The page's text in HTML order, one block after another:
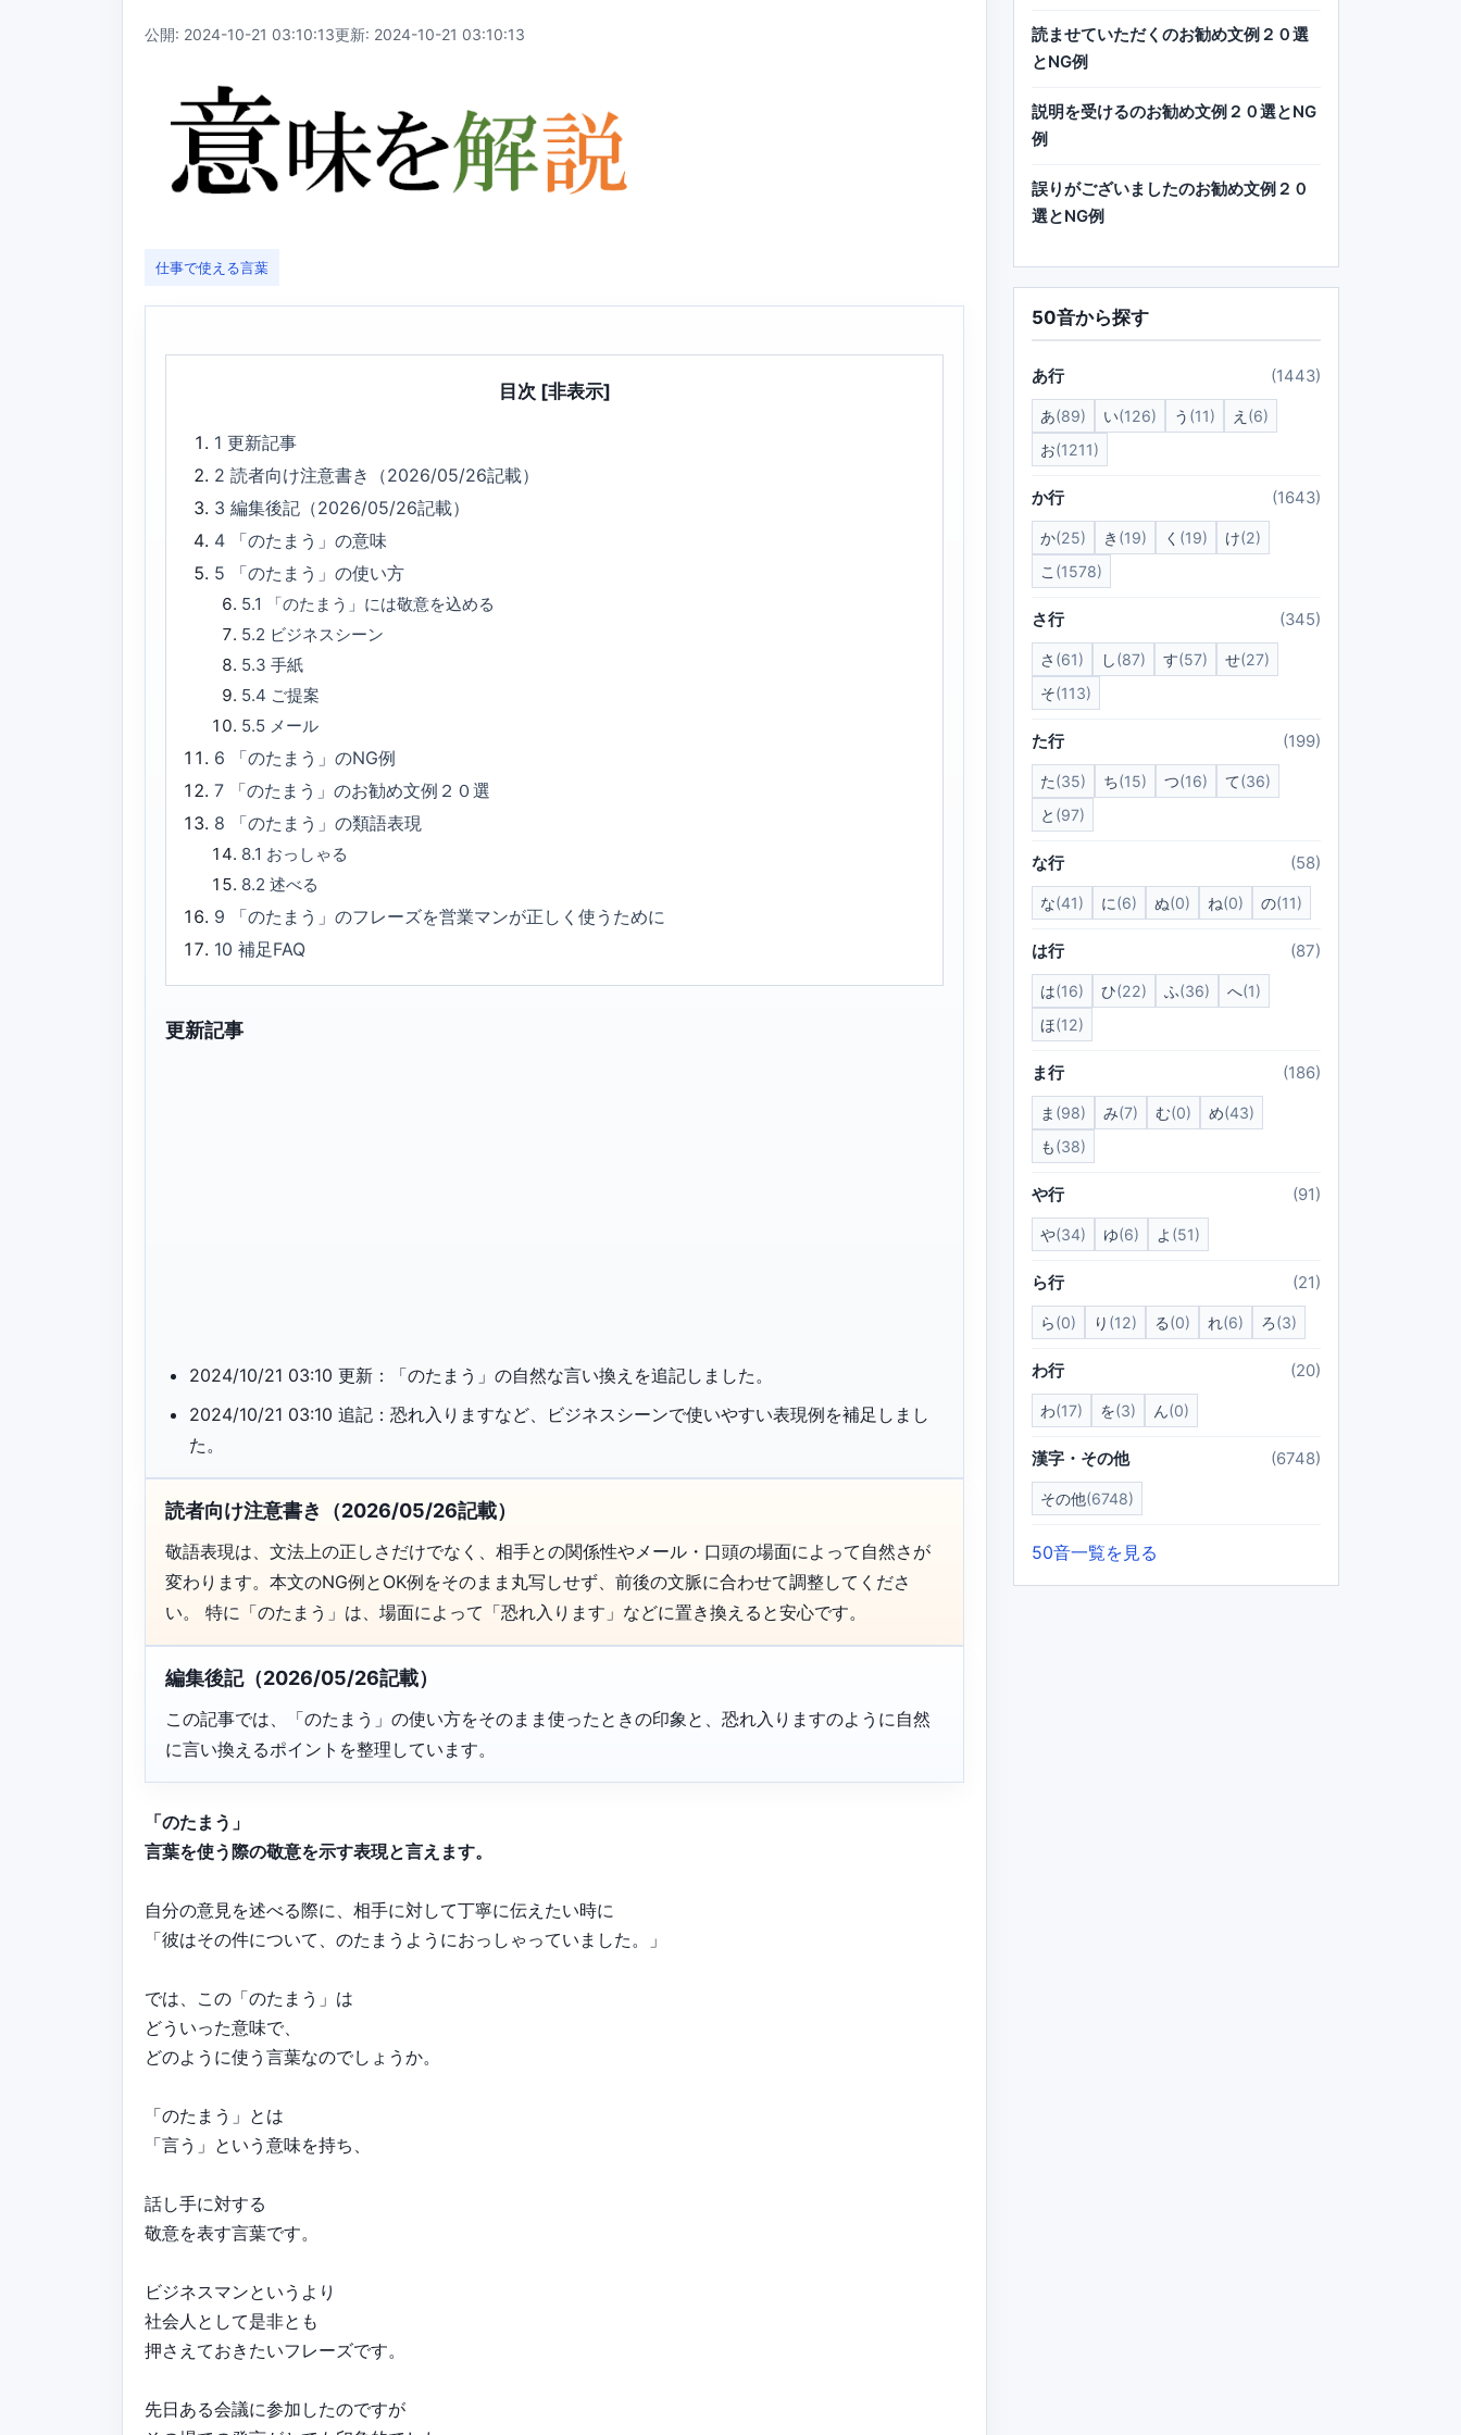
公開: 2024-10-21 03:10:13更新: 2024-10-21 03:10:13
仕事で使える言葉
目次 [非表示]
1更新記事
2読者向け注意書き（2026/05/26記載）
3編集後記（2026/05/26記載）
4
「のたまう」の意味
5
「のたまう」の使い方
5.1
「のたまう」には敬意を込める
5.2 ビジネスシーン
5.3 手紙
5.4 ご提案
5.5 メール
6
「のたまう」のNG例
7
「のたまう」のお勧め文例２０選
8
「のたまう」の類語表現
8.1 おっしゃる
8.2 述べる
9
「のたまう」のフレーズを営業マンが正しく使うために
10補足FAQ
更新記事
2024/10/21 03:10 更新：「のたまう」の自然な言い換えを追記しました。
2024/10/21 03:10 追記：恐れ入りますなど、ビジネスシーンで使いやすい表現例を補足しまし
た。
読者向け注意書き（2026/05/26記載）
敬語表現は、文法上の正しさだけでなく、相手との関係性やメール・口頭の場面によって自然さが
変わります。本文のNG例とOK例をそのまま丸写しせず、前後の文脈に合わせて調整してくださ
い。 特に「のたまう」は、場面によって「恐れ入ります」などに置き換えると安心です。
編集後記（2026/05/26記載）
この記事では、「のたまう」の使い方をそのまま使ったときの印象と、恐れ入りますのように自然
に言い換えるポイントを整理しています。
「のたまう」
言葉を使う際の敬意を示す表現と言えます。
自分の意見を述べる際に、相手に対して丁寧に伝えたい時に
「彼はその件について、のたまうようにおっしゃっていました。」
では、この「のたまう」は
どういった意味で、
どのように使う言葉なのでしょうか。
「のたまう」とは
「言う」という意味を持ち、
話し手に対する
敬意を表す言葉です。
ビジネスマンというより
社会人として是非とも
押さえておきたいフレーズです。
先日ある会議に参加したのですが
読ませていただくのお勧め文例２０選
とNG例
説明を受けるのお勧め文例２０選とNG
例
誤りがございましたのお勧め文例２０
選とNG例
50音から探す
あ行 (1443)
あ(89) い(126) う (11) え (6)
お(1211)
か行 (1643)
か(25) き (19) く (19) け(2)
こ (1578)
さ行 (345)
さ (61) し(87) す(57) せ(27)
そ(113)
た行 (199)
た(35) ち(15) つ(16) て(36)
と (97)
な行 (58)
な(41) に(6) ぬ(0) ね(0) の(11)
は行 (87)
は(16) ひ(22) ふ(36) へ(1)
ほ(12)
ま行 (186)
ま (98) み(7) む(0) め(43)
も(38)
や行 (91)
や(34) ゆ(6) よ (51)
ら行 (21)
ら(0) り (12) る(0) れ(6) ろ(3)
わ行 (20)
わ(17) を(3) ん(0)
漢字・その他 (6748)
その他(6748)
50音一覧を見る